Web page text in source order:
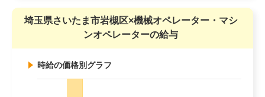
埼玉県さいたま市岩槻区×機械オペレーター・マシ
ンオペレーターの給与
時給の価格別グラフ